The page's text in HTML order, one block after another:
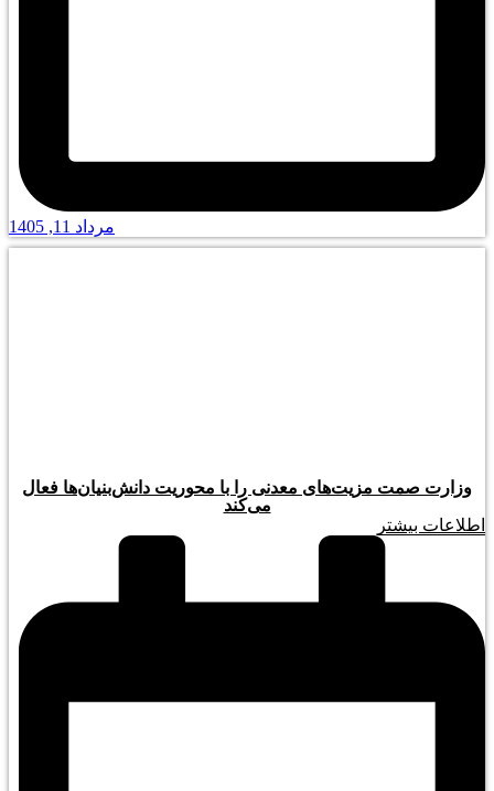
مرداد 11, 1405
وزارت صمت مزیت‌های معدنی را با محوریت دانش‌بنیان‌ها فعال
می‌کند
اطلاعات بیشتر